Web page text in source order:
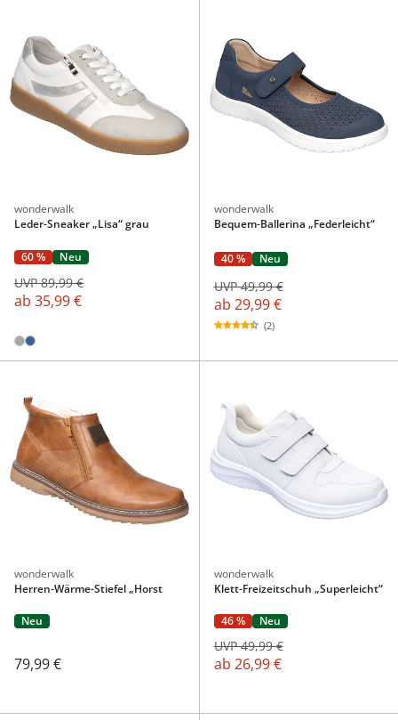
wonderwalk
Leder-Sneaker „Lisa“ grau
60 % Neu
ab 35,99 €
UVP 89,99 €
wonderwalk
Bequem-Ballerina „Federleicht“
40 % Neu
ab 29,99 €
UVP 49,99 €
(2)
wonderwalk
Herren-Wärme-Stiefel „Horst
Neu
79,99 €
wonderwalk
Klett-Freizeitschuh „Superleicht“
46 % Neu
ab 26,99 €
UVP 49,99 €